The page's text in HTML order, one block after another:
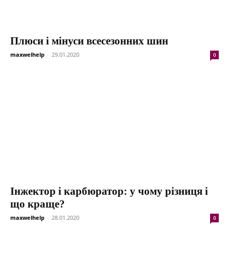
Плюси і мінуси всесезонних шин
maxwelhelp - 29.01.2020 0
Інжектор і карбюратор: у чому різниця і
що краще?
maxwelhelp - 28.01.2020 0